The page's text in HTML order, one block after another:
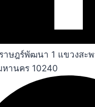
าษฎร์พัฒนา 1 แขวงสะพ
หานคร 10240